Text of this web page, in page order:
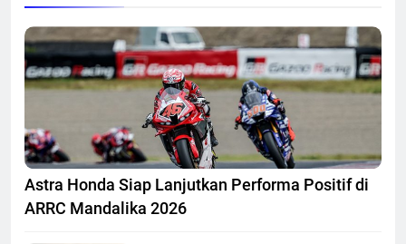
Astra Honda Siap Lanjutkan Performa Positif di
ARRC Mandalika 2026